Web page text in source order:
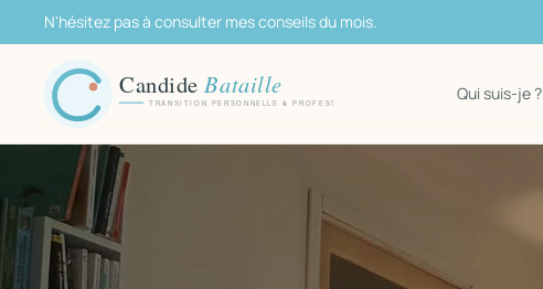
au
contenu
N'hésitez pas à consulter mes conseils du mois.
Qui suis-je ?